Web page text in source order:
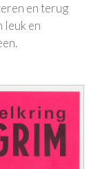
en terug
leuk en